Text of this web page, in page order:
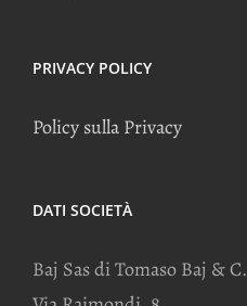
PRIVACY POLICY
Policy sulla Privacy
DATI SOCIETÀ
Baj Sas di Tomaso Baj & C.